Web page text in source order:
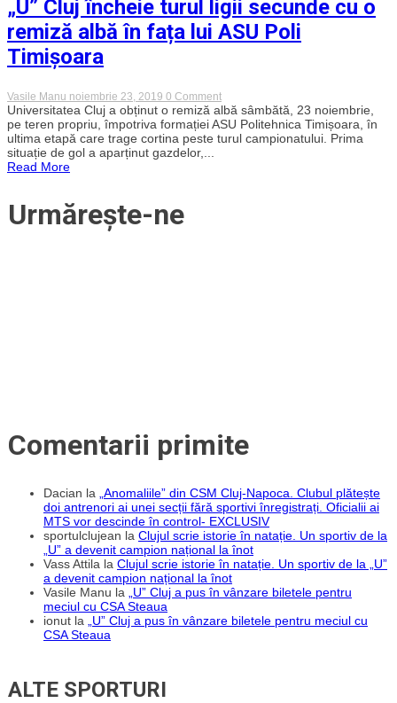
„U” Cluj încheie turul ligii secunde cu o
remiză albă în fața lui ASU Poli
Timișoara
Vasile Manu noiembrie 23, 2019 0 Commenton
„U”
Cluj
încheie
turul
Universitatea Cluj a obținut o remiză albă sâmbătă, 23 noiembrie,
pe teren propriu, împotriva formației ASU Politehnica Timișoara, în
ultima etapă care trage cortina peste turul campionatului. Prima
situație de gol a aparținut gazdelor,...
Read More
Urmărește-ne
Comentarii primite
Dacian la
„Anomaliile” din CSM Cluj-Napoca. Clubul plătește
doi antrenori ai unei secții fără sportivi înregistrați. Oficialii ai
MTS vor descinde în control- EXCLUSIV
sportulclujean la Clujul scrie istorie în natație. Un sportiv de la
„U” a devenit campion național la înot
Vass Attila la Clujul scrie istorie în natație. Un sportiv de la „U”
a devenit campion național la înot
Vasile Manu la
„U” Cluj a pus în vânzare biletele pentru
meciul cu CSA Steaua
ionut la
„U” Cluj a pus în vânzare biletele pentru meciul cu
CSA Steaua
ALTE SPORTURI